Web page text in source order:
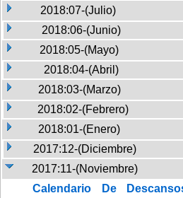
2018:07-(Julio)
2018:06-(Junio)
2018:05-(Mayo)
2018:04-(Abril)
2018:03-(Marzo)
2018:02-(Febrero)
2018:01-(Enero)
2017:12-(Diciembre)
2017:11-(Noviembre)
Calendario De